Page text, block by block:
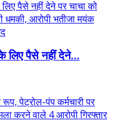
लिए पैसे नहीं देने...